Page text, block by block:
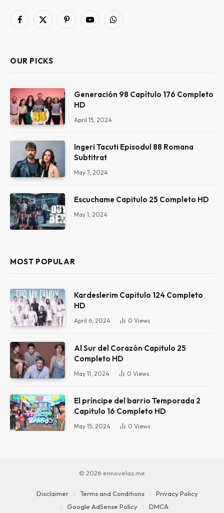
Facebook
X
PinterestYouTubeWhatsApp
OUR PICKS
Generación 98 Capítulo 176 Completo
HD
April 15, 2024
Ingeri Tacuti Episodul 88 Romana
Subtitrat
May 7, 2024
Escuchame Capitulo 25 Completo HD
May 1, 2024
MOST POPULAR
Kardeslerim Capitulo 124 Completo
HD
April 6, 2024 0 Views
Al Sur del Corazón Capitulo 25
Completo HD
May 11, 2024 0 Views
El príncipe del barrio Temporada 2
Capitulo 16 Completo HD
May 15, 2024 0 Views
© 2026 ennovelas.me
Disclaimer Terms and Conditions
Privacy Policy
Google AdSense Policy
DMCA